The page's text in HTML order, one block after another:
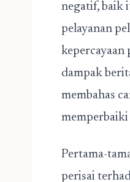
negatif, baik
pelayanan
kepercayaan
dampak
membahas
memperbaiki
Pertama-
perisai